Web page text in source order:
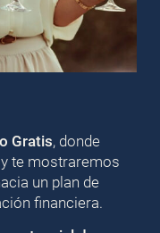
Gratis, donde
te mostraremos
un plan de
financiera.